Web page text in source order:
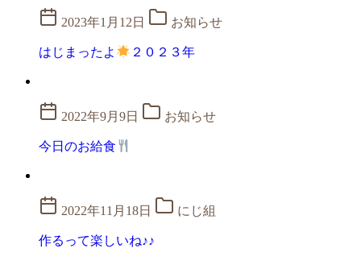
2023年1月12日 お知らせ
はじまったよ ２０２３年
2022年9月9日 お知らせ
今日のお給食
2022年11月18日 にじ組
作るって楽しいね♪♪